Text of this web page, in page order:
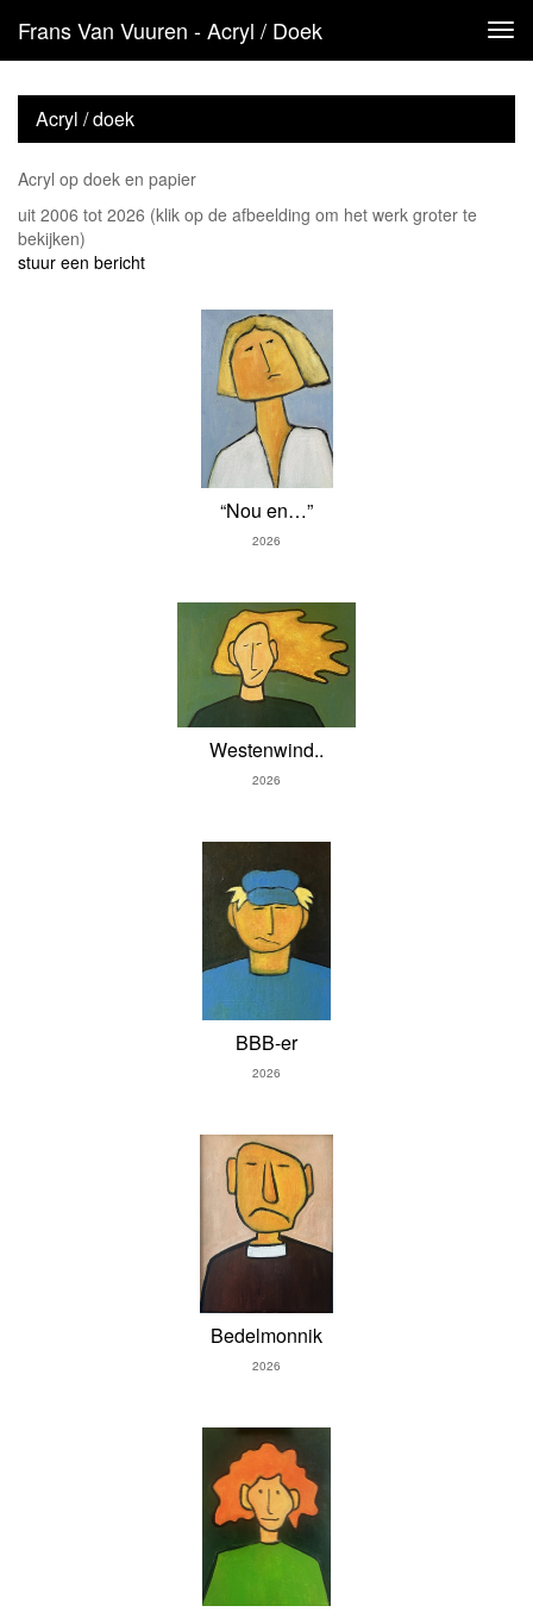
Frans Van Vuuren - Acryl / Doek
Acryl / doek
Acryl op doek en papier
uit 2006 tot 2026 (klik op de afbeelding om het werk groter te
bekijken)
stuur een bericht
“Nou en…”
2026
Westenwind..
2026
BBB-er
2026
Bedelmonnik
2026